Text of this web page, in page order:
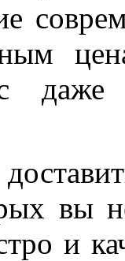
даже
вы
и